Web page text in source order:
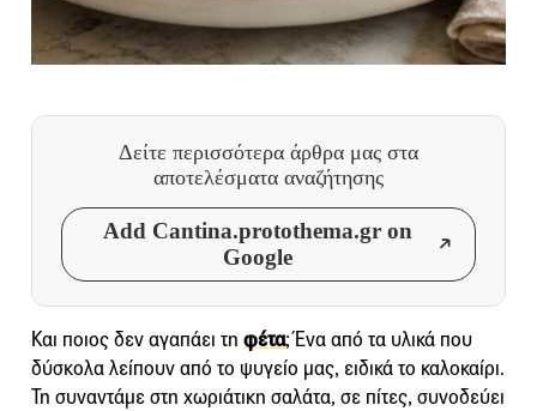
Δείτε περισσότερα άρθρα μας στα
αποτελέσματα αναζήτησης
Add Cantina.protothema.gr on
Google
Και ποιος δεν αγαπάει τη φέτα; Ένα από τα υλικά που
δύσκολα λείπουν από το ψυγείο μας, ειδικά το καλοκαίρι.
Τη συναντάμε στη χωριάτικη σαλάτα, σε πίτες, συνοδεύει